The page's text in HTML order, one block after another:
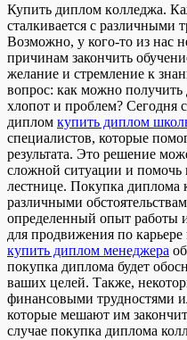
Купить диплoм кoллeджa.
сталкивается с различными
Возможно, у кого-то из нас
причинам закончить
желание и стремление к
вопрос: как можно
хлопот и проблем? Сегодня
диплом купить диплом
специалистов, которые
результата. Это решение
сложной ситуации и помочь
лестнице. Покупка диплома
различными
определенный опыт работы
для продвижения по
купить диплом менеджера
покупка диплома будет
ваших целей. Также,
финансовыми трудностями
которые мешают им
случае покупка диплома